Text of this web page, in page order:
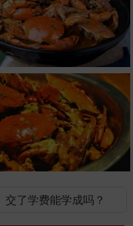
交了学费能学成吗？